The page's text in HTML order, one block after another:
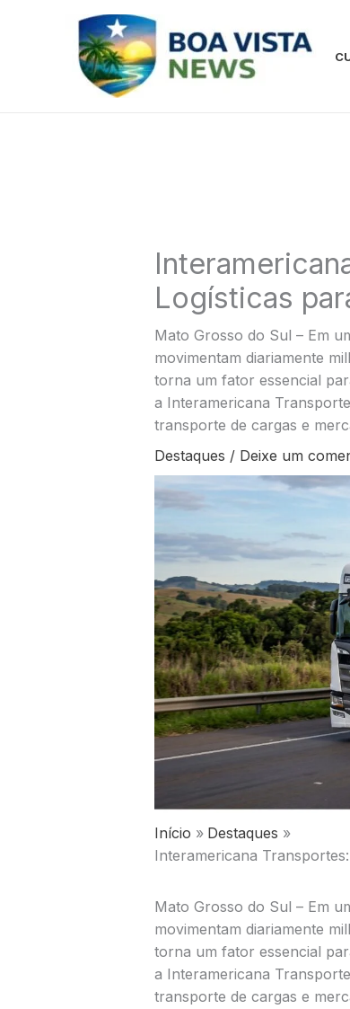
Logísticas
Mato Grosso do Sul – Em
movimentam diariamente
torna um fator essencial
a Interamericana
transporte de cargas e
Destaques / Deixe um
Início
Destaques
Interamericana
Mato Grosso do Sul – Em
movimentam diariamente
torna um fator essencial
a Interamericana
transporte de cargas e